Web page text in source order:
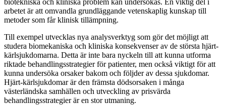
arbetet är att omvandla grundläggande vetenskaplig kunskap till
metoder som får klinisk tillämpning.
Till exempel utvecklas nya analysverktyg som gör det möjligt att
studera biomekaniska och kliniska konsekvenser av de största hjärt-
kärlsjukdomarna. Detta är inte bara nyckeln till att kunna utforma
riktade behandlingsstrategier för patienter, men också viktigt för att
kunna undersöka orsaker bakom och följder av dessa sjukdomar.
Hjärt-kärlsjukdomar är den främsta dödsorsaken i många
västerländska samhällen och utveckling av prisvärda
behandlingsstrategier är en stor utmaning.